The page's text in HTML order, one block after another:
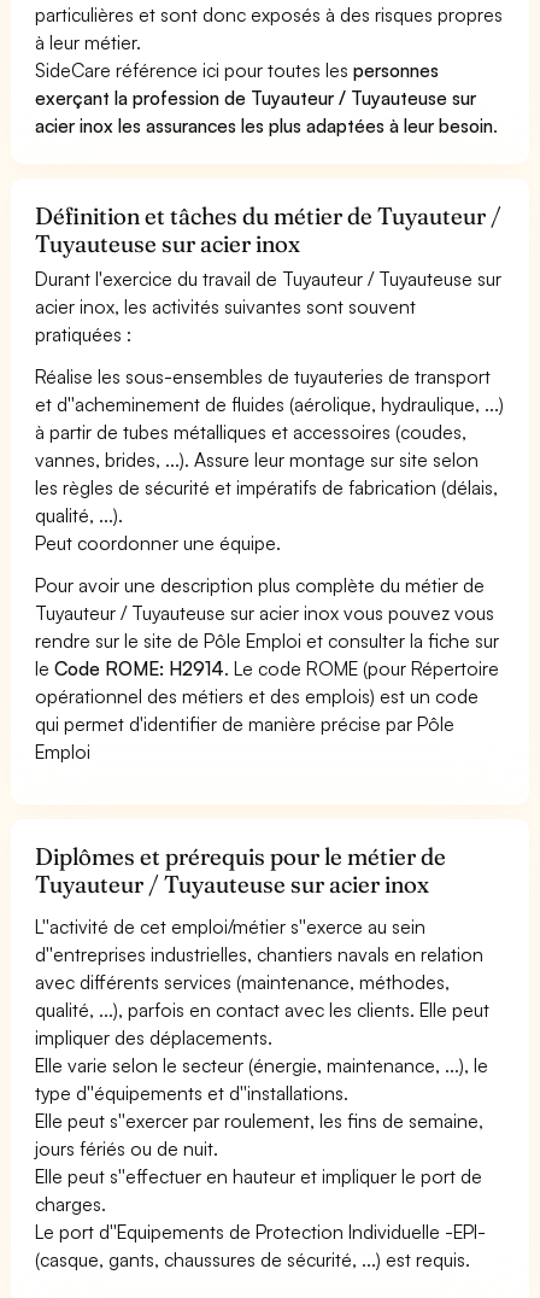
particulières et sont donc exposés à des risques propres
à leur métier.
SideCare référence ici pour toutes lespersonnes
exerçant la profession de Tuyauteur / Tuyauteuse sur
acier inox les assurances les plus adaptées à leur besoin.
Définition et tâches du métier de Tuyauteur /
Tuyauteuse sur acier inox
Durant l'exercice du travail de Tuyauteur / Tuyauteuse sur
acier inox, les activités suivantes sont souvent
pratiquées :
Réalise les sous-ensembles de tuyauteries de transport
et d''acheminement de fluides (aérolique, hydraulique, ...)
à partir de tubes métalliques et accessoires (coudes,
vannes, brides, ...). Assure leur montage sur site selon
les règles de sécurité et impératifs de fabrication (délais,
qualité, ...).
Peut coordonner une équipe.
Pour avoir une description plus complète du métier de
Tuyauteur / Tuyauteuse sur acier inox vous pouvez vous
rendre sur le site de Pôle Emploi et consulter la fiche sur
leCode ROME: H2914. Le code ROME (pour Répertoire
opérationnel des métiers et des emplois) est un code
qui permet d'identifier de manière précise par Pôle
Emploi
Diplômes et prérequis pour le métier de
Tuyauteur / Tuyauteuse sur acier inox
L''activité de cet emploi/métier s''exerce au sein
d''entreprises industrielles, chantiers navals en relation
avec différents services (maintenance, méthodes,
qualité, ...), parfois en contact avec les clients. Elle peut
impliquer des déplacements.
Elle varie selon le secteur (énergie, maintenance, ...), le
type d''équipements et d''installations.
Elle peut s''exercer par roulement, les fins de semaine,
jours fériés ou de nuit.
Elle peut s''effectuer en hauteur et impliquer le port de
charges.
Le port d''Equipements de Protection Individuelle -EPI-
(casque, gants, chaussures de sécurité, ...) est requis.